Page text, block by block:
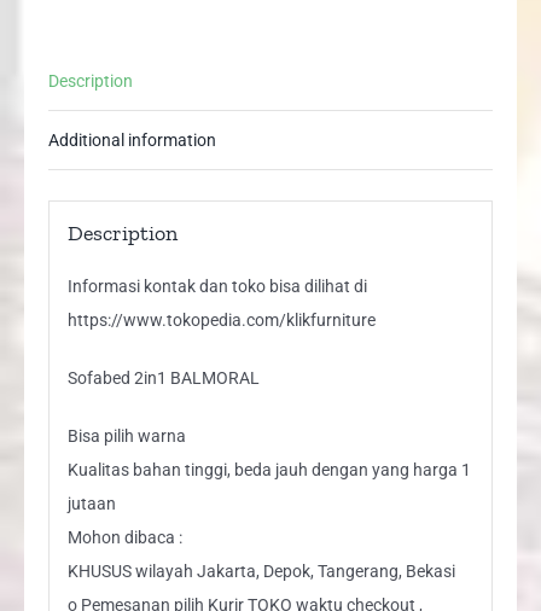
Description
Additional information
Description
Informasi kontak dan toko bisa dilihat di
https://www.tokopedia.com/klikfurniture
Sofabed 2in1 BALMORAL
Bisa pilih warna
Kualitas bahan tinggi, beda jauh dengan yang harga 1
jutaan
Mohon dibaca :
KHUSUS wilayah Jakarta, Depok, Tangerang, Bekasi
o Pemesanan pilih Kurir TOKO waktu checkout ,